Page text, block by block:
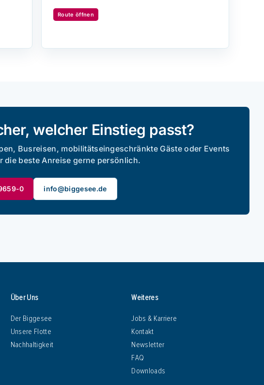
Route öffnen
welcher Einstieg passt?
Busreisen, mobilitätseingeschränkte Gäste oder Events
die beste Anreise gerne persönlich.
0 info@biggesee.de
Über Uns
Der Biggesee
Unsere Flotte
Nachhaltigkeit
Weiteres
Jobs & Karriere
Kontakt
Newsletter
FAQ
Downloads